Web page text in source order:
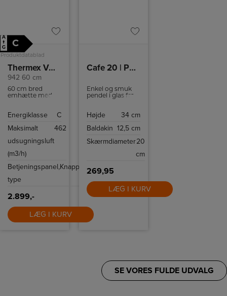
A
↑
G
C
Produktdatablad
Thermex Væghængt emhætte
942 60 cm
60 cm bred
emhætte med
Energiklasse
C
Maksimalt
udsugningsluft
(m3/h)
462
Betjeningspanel,
type
Knapper
2.899,-
LÆG I KURV
Cafe 20 | Pendant | Opal White
Enkel og smuk
pendel i glas fra
over dit
i gangareal.
Højde
34 cm
Baldakin 12,5 cm
Skærmdiameter20
cm
269,95
LÆG I KURV
SE VORES FULDE UDVALG